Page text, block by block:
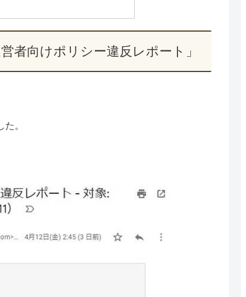
者向けポリシー違反レポート」
。